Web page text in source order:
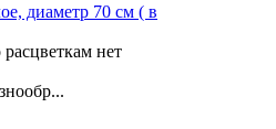
диаметр 70 см ( в
нет